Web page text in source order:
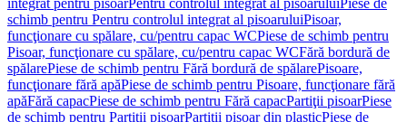
integrat pentru pisoarPentru controlul integrat al pisoaruluiPiese de
schimb pentru Pentru controlul integrat al pisoaruluiPisoar,
funcţionare cu spălare, cu/pentru capac WCPiese de schimb pentru
Pisoar, funcţionare cu spălare, cu/pentru capac WCFără bordură de
spălarePiese de schimb pentru Fără bordură de spălarePisoare,
funcţionare fără apăPiese de schimb pentru Pisoare, funcţionare fără
apăFără capacPiese de schimb pentru Fără capacPartiţii pisoarPiese
de schimb pentru Partiţii pisoarPartiţii pisoar din plasticPiese de